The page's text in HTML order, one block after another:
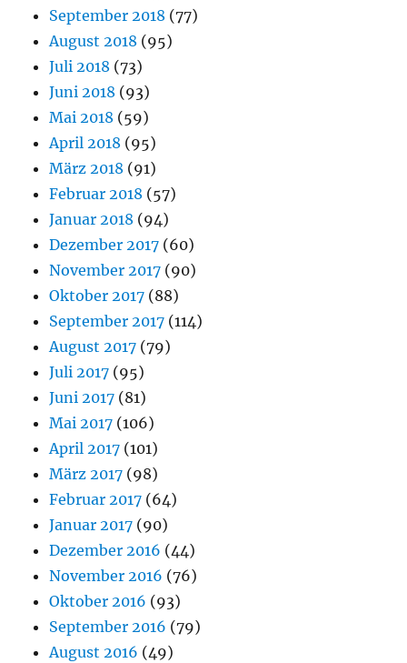
September 2018 (77)
August 2018 (95)
Juli 2018 (73)
Juni 2018 (93)
Mai 2018 (59)
April 2018 (95)
März 2018 (91)
Februar 2018 (57)
Januar 2018 (94)
Dezember 2017 (60)
November 2017 (90)
Oktober 2017 (88)
September 2017 (114)
August 2017 (79)
Juli 2017 (95)
Juni 2017 (81)
Mai 2017 (106)
April 2017 (101)
März 2017 (98)
Februar 2017 (64)
Januar 2017 (90)
Dezember 2016 (44)
November 2016 (76)
Oktober 2016 (93)
September 2016 (79)
August 2016 (49)